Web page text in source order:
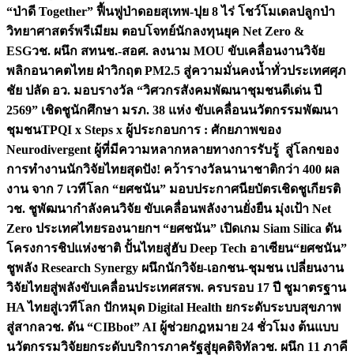
“ป่าดี Together” ฟื้นฟูป่าดอยสุเทพ-ปุย 8 ไร่ โชว์โมเดลปลูกป่า
วิทยาศาสตร์พรีเมียม ตอบโจทย์นักลงทุนยุค Net Zero &
ESGวช. ผนึก สทนช.-สอศ. ลงนาม MOU ขับเคลื่อนงานวิจัย
พลิกอนาคตไทย ฝ่าวิกฤต PM2.5 สู่ความมั่นคงน้ำทั่วประเทศศุภ
ชัย ปลัด อว. มอบรางวัล “วิศวกรสังคมพัฒนาชุมชนดีเด่น ปี
2569” เชิดชูนักศึกษา มรภ. 38 แห่ง ขับเคลื่อนนวัตกรรมพัฒนา
ชุมชนTPQI x Steps x ผู้ประกอบการ : ศักยภาพของ
Neurodivergent ผู้ที่มีความหลากหลายทางการรับรู้ สู่โลกของ
การทำงานนักวิจัยไทยสุดปัง! คว้ารางวัลนานาชาติกว่า 400 ผล
งาน จาก 7 เวทีโลก “ยศชนัน” มอบประกาศนียบัตรเชิดชูเกียรติ
วช. ชูพัฒนากำลังคนวิจัย ขับเคลื่อนพลังงานยั่งยืน มุ่งเป้า Net
Zero ประเทศไทยรองนายกฯ “ยศชนัน” เปิดเกม Siam Silica ดัน
โครงการชิปแห่งชาติ ปั้นไทยสู่ฮับ Deep Tech อาเซียน“ยศชนัน”
ชูพลัง Research Synergy ผนึกนักวิจัย-เอกชน-ชุมชน เปลี่ยนงาน
วิจัยไทยสู่พลังขับเคลื่อนประเทศสรพ. ครบรอบ 17 ปี ชูมาตรฐาน
HA ไทยสู่เวทีโลก ปักหมุด Digital Health ยกระดับระบบสุขภาพ
สู่สากลวช. ดัน “CIBbot” AI ผู้ช่วยกฎหมาย 24 ชั่วโมง ต้นแบบ
นวัตกรรมวิจัยยกระดับบริการภาครัฐสู่ยุคดิจิทัลวช. ผนึก 11 ภาคี